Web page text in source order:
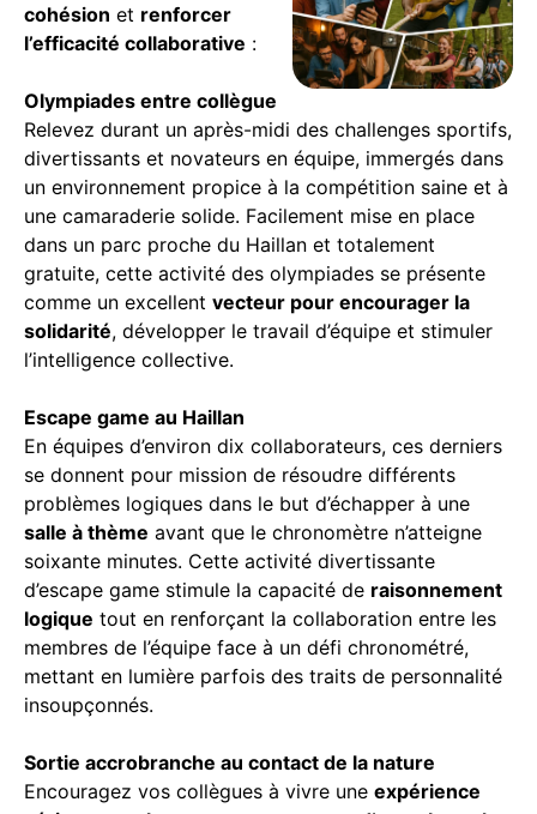
cohésion et renforcer
l’efficacité collaborative :
Olympiades entre collègue
Relevez durant un après-midi des challenges sportifs,
divertissants et novateurs en équipe, immergés dans
un environnement propice à la compétition saine et à
une camaraderie solide. Facilement mise en place
dans un parc proche du Haillan et totalement
gratuite, cette activité des olympiades se présente
comme un excellent vecteur pour encourager la
solidarité, développer le travail d’équipe et stimuler
l’intelligence collective.
Escape game au Haillan
En équipes d’environ dix collaborateurs, ces derniers
se donnent pour mission de résoudre différents
problèmes logiques dans le but d’échapper à une
salle à thème avant que le chronomètre n’atteigne
soixante minutes. Cette activité divertissante
d’escape game stimule la capacité de raisonnement
logique tout en renforçant la collaboration entre les
membres de l’équipe face à un défi chronométré,
mettant en lumière parfois des traits de personnalité
insoupçonnés.
Sortie accrobranche au contact de la nature
Encouragez vos collègues à vivre une expérience